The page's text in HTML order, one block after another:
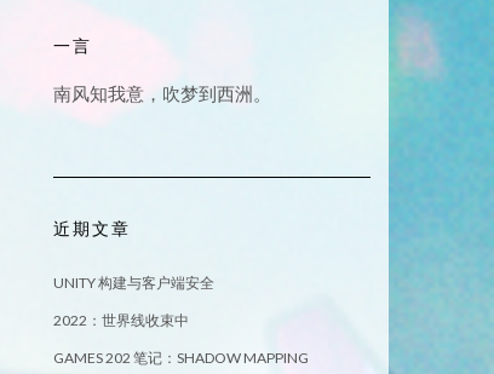
一言
南风知我意，吹梦到西洲。
近期文章
UNITY 构建与客户端安全
2022：世界线收束中
GAMES 202 笔记：SHADOW MAPPING